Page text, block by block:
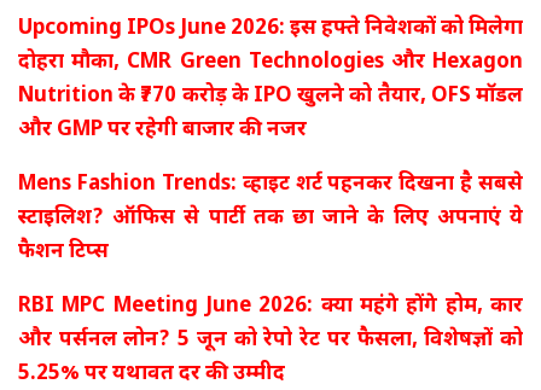
Upcoming IPOs June 2026: इस हफ्ते निवेशकों को मिलेगा
दोहरा मौका, CMR Green Technologies और Hexagon
Nutrition के ₹770 करोड़ के IPO खुलने को तैयार, OFS मॉडल
और GMP पर रहेगी बाजार की नजर
Mens Fashion Trends: व्हाइट शर्ट पहनकर दिखना है सबसे
स्टाइलिश? ऑफिस से पार्टी तक छा जाने के लिए अपनाएं ये
फैशन टिप्स
RBI MPC Meeting June 2026: क्या महंगे होंगे होम, कार
और पर्सनल लोन? 5 जून को रेपो रेट पर फैसला, विशेषज्ञों को
5.25% पर यथावत दर की उम्मीद